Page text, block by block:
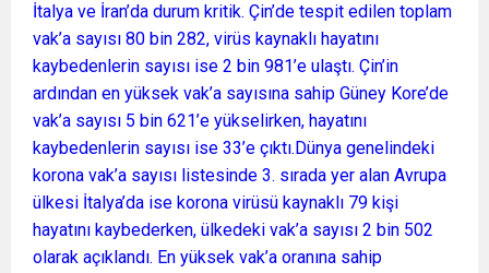
İtalya ve İran’da durum kritik. Çin’de tespit edilen toplam
vak’a sayısı 80 bin 282, virüs kaynaklı hayatını
kaybedenlerin sayısı ise 2 bin 981’e ulaştı. Çin’in
ardından en yüksek vak’a sayısına sahip Güney Kore’de
vak’a sayısı 5 bin 621’e yükselirken, hayatını
kaybedenlerin sayısı ise 33’e çıktı.Dünya genelindeki
korona vak’a sayısı listesinde 3. sırada yer alan Avrupa
ülkesi İtalya’da ise korona virüsü kaynaklı 79 kişi
hayatını kaybederken, ülkedeki vak’a sayısı 2 bin 502
olarak açıklandı. En yüksek vak’a oranına sahip